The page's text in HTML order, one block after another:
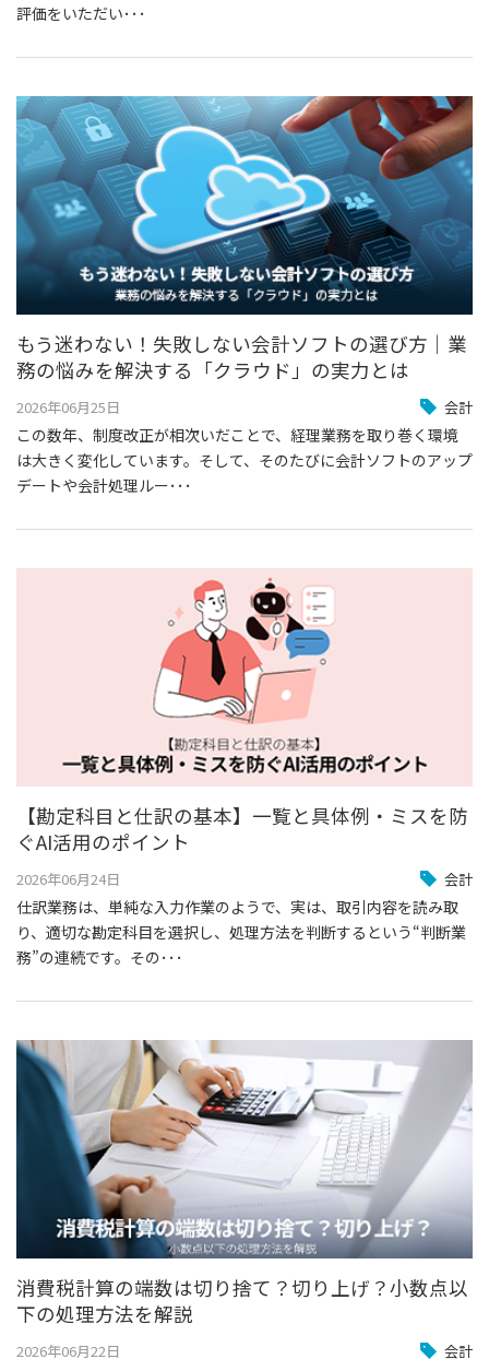
評価をいただい･･･
もう迷わない！失敗しない会計ソフトの選び方｜業
務の悩みを解決する「クラウド」の実力とは
2026年06月25日 会計
この数年、制度改正が相次いだことで、経理業務を取り巻く環境
は大きく変化しています。そして、そのたびに会計ソフトのアップ
デートや会計処理ルー･･･
【勘定科目と仕訳の基本】一覧と具体例・ミスを防
ぐAI活用のポイント
2026年06月24日 会計
仕訳業務は、単純な入力作業のようで、実は、取引内容を読み取
り、適切な勘定科目を選択し、処理方法を判断するという“判断業
務”の連続です。その･･･
消費税計算の端数は切り捨て？切り上げ？小数点以
下の処理方法を解説
2026年06月22日 会計